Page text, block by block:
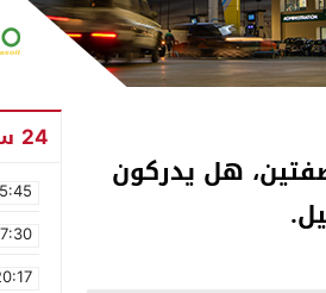
هل يدركون
24 ساعة